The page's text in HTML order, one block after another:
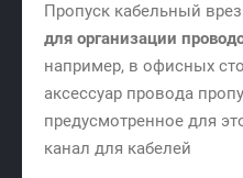
Пропуск кабельный
для организации
например, в офисных
аксессуар провода
предусмотренное для
канал для кабелей